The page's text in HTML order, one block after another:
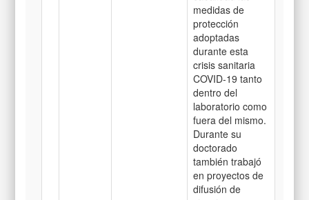
medidas de
protección
adoptadas
durante esta
crisis sanitaria
COVID-19 tanto
dentro del
laboratorio como
fuera del mismo.
Durante su
doctorado
también trabajó
en proyectos de
difusión de